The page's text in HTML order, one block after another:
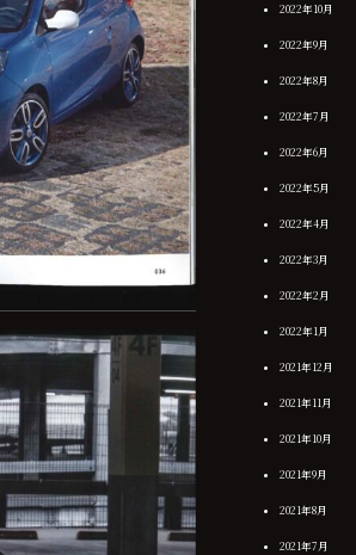
2022年10月
2022年9月
2022年8月
2022年7月
2022年6月
2022年5月
2022年4月
2022年3月
2022年2月
2022年1月
2021年12月
2021年11月
2021年10月
2021年9月
2021年8月
2021年7月